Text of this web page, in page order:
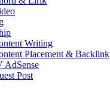
Writing
Placement & Backlink
AdSense
Post